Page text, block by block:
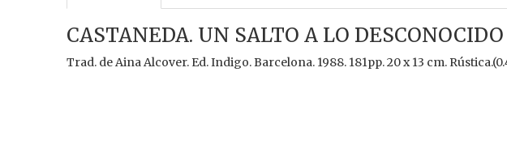
CASTANEDA. UN SALTO A LO DESCONOCIDO
Trad. de Aina Alcover. Ed. Indigo. Barcelona. 1988. 181pp. 20 x 13 cm.